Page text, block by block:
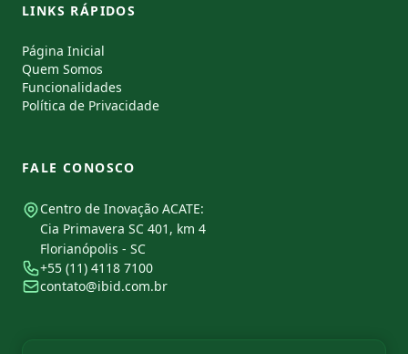
LINKS RÁPIDOS
Página Inicial
Quem Somos
Funcionalidades
Política de Privacidade
FALE CONOSCO
Centro de Inovação ACATE:
Cia Primavera SC 401, km 4
Florianópolis - SC
+55 (11) 4118 7100
contato@ibid.com.br